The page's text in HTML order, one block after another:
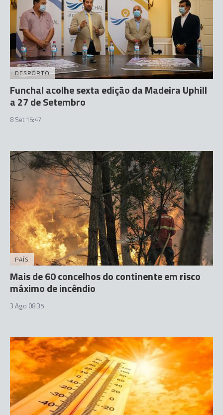
DESPORTO
Funchal acolhe sexta edição da Madeira Uphill
a 27 de Setembro
8 Set 15:47
PAÍS
Mais de 60 concelhos do continente em risco
máximo de incêndio
3 Ago 08:35